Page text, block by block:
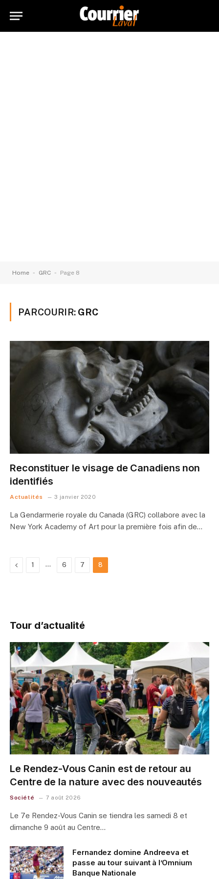
Home - GRC - Page 8
PARCOURIR: GRC
Reconstituer le visage de Canadiens non
identifiés
Actualités 3 janvier 2020
La Gendarmerie royale du Canada (GRC) collabore avec la
New York Academy of Art pour la première fois afin de…
Previous
1 … 6 7 8
Tour d’actualité
Le Rendez-Vous Canin est de retour au
Centre de la nature avec des nouveautés
Société 7 août 2026
Le 7e Rendez-Vous Canin se tiendra les samedi 8 et
dimanche 9 août au Centre…
Fernandez domine Andreeva et
passe au tour suivant à l’Omnium
Banque Nationale